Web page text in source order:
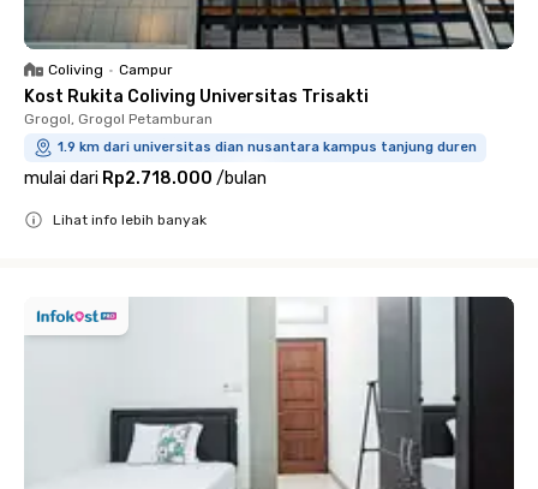
Coliving • Campur
Kost Rukita Coliving Universitas Trisakti
Grogol, Grogol Petamburan
1.9 km dari universitas dian nusantara kampus tanjung duren
mulai dari Rp2.718.000 /bulan
Lihat info lebih banyak